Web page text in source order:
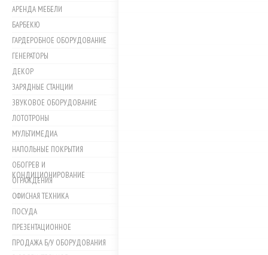
АРЕНДА МЕБЕЛИ
БАРБЕКЮ
ГАРДЕРОБНОЕ ОБОРУДОВАНИЕ
ГЕНЕРАТОРЫ
ДЕКОР
ЗАРЯДНЫЕ СТАНЦИИ
ЗВУКОВОЕ ОБОРУДОВАНИЕ
ЛОТОТРОНЫ
МУЛЬТИМЕДИА
НАПОЛЬНЫЕ ПОКРЫТИЯ
ОБОГРЕВ И
КОНДИЦИОНИРОВАНИЕ
ОГРАЖДЕНИЯ
ОФИСНАЯ ТЕХНИКА
ПОСУДА
ПРЕЗЕНТАЦИОННОЕ
ПРОДАЖА Б/У ОБОРУДОВАНИЯ